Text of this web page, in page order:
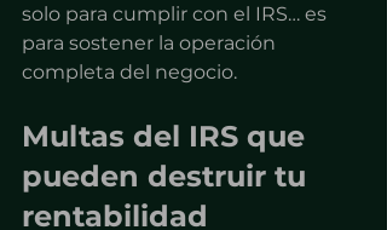
solo para cumplir con el IRS… es
para sostener la operación
completa del negocio.
Multas del IRS que
pueden destruir tu
rentabilidad